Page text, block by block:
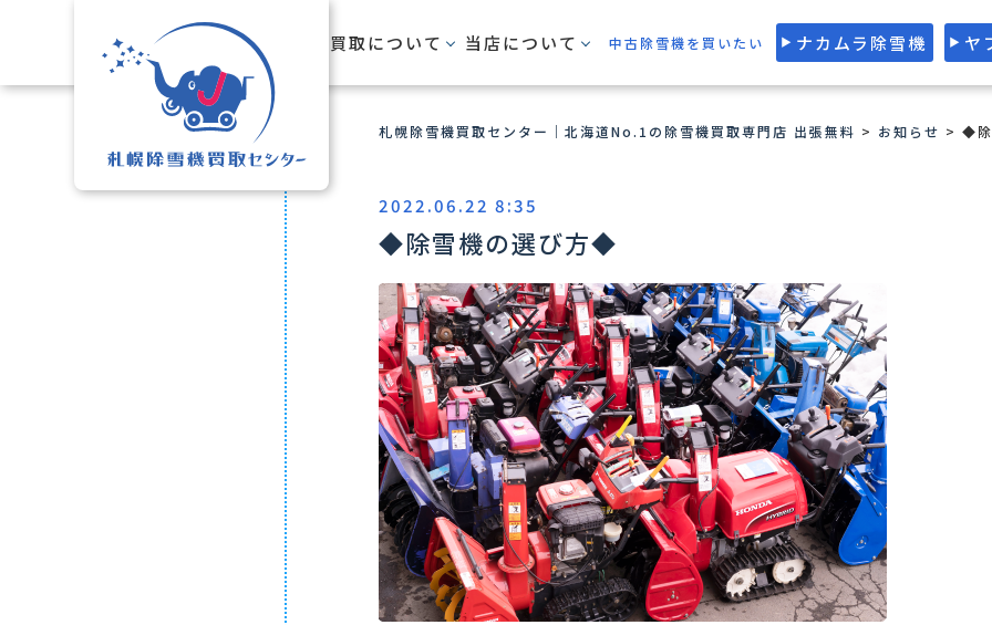
HOME 買取について 当店について 中古除雪機を買いたい ナカムラ除雪機 ヤ
札幌除雪機買取センター｜北海道No.1の除雪機買取専門店 出張無料 > お知らせ > ◆
2022.06.22 8:35
◆除雪機の選び方◆